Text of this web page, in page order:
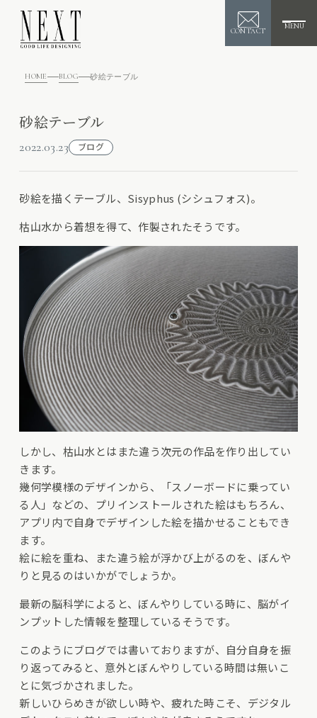
CONTACT
MENU
HOME BLOG 砂絵テーブル
砂絵テーブル
2022.03.23 ブログ
砂絵を描くテーブル、Sisyphus (シシュフォス)。
枯山水から着想を得て、作製されたそうです。
しかし、枯山水とはまた違う次元の作品を作り出してい
きます。
幾何学模様のデザインから、「スノーボードに乗ってい
る人」などの、プリインストールされた絵はもちろん、
アプリ内で自身でデザインした絵を描かせることもでき
ます。
絵に絵を重ね、また違う絵が浮かび上がるのを、ぼんや
りと見るのはいかがでしょうか。
最新の脳科学によると、ぼんやりしている時に、脳がイ
ンプットした情報を整理しているそうです。
このようにブログでは書いておりますが、自分自身を振
り返ってみると、意外とぼんやりしている時間は無いこ
とに気づかされました。
新しいひらめきが欲しい時や、疲れた時こそ、デジタル